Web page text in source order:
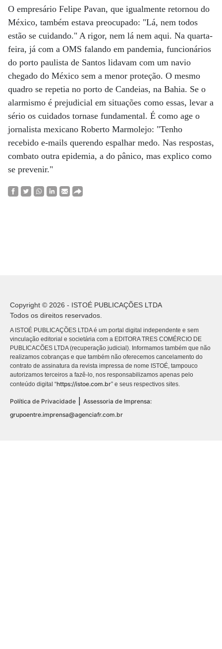
O empresário Felipe Pavan, que igualmente retornou do
México, também estava preocupado: "Lá, nem todos
estão se cuidando." A rigor, nem lá nem aqui. Na quarta-
feira, já com a OMS falando em pandemia, funcionários
do porto paulista de Santos lidavam com um navio
chegado do México sem a menor proteção. O mesmo
quadro se repetia no porto de Candeias, na Bahia. Se o
alarmismo é prejudicial em situações como essas, levar a
sério os cuidados tornase fundamental. É como age o
jornalista mexicano Roberto Marmolejo: "Tenho
recebido e-mails querendo espalhar medo. Nas respostas,
combato outra epidemia, a do pânico, mas explico como
se prevenir."
Copyright © 2026 - ISTOÉ PUBLICAÇÕES LTDA
Todos os direitos reservados.
A ISTOÉ PUBLICAÇÕES LTDA é um portal digital independente e sem
vinculação editorial e societária com a EDITORA TRES COMÉRCIO DE
PUBLICACÕES LTDA (recuperação judicial). Informamos também que não
realizamos cobranças e que também não oferecemos cancelamento do
contrato de assinatura da revista impressa de nome ISTOÉ, tampouco
autorizamos terceiros a fazê-lo, nos responsabilizamos apenas pelo
conteúdo digital “https://istoe.com.br” e seus respectivos sites.
Política de Privacidade | Assessoria de Imprensa:
grupoentre.imprensa@agenciafr.com.br